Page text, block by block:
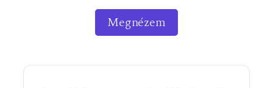
Megnézem